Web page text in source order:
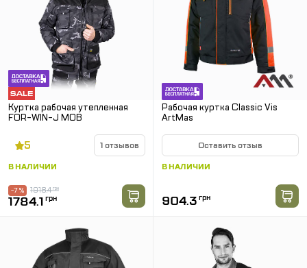
Куртка рабочая утепленная
FOR-WIN-J MOB
5 1 отзывов
В НАЛИЧИИ
1918.4грн
-7 %
1784.1 грн
Рабочая куртка Classic Vis
ArtMas
Оставить отзыв
В НАЛИЧИИ
904.3 грн